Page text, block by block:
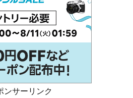
ンサーリンク